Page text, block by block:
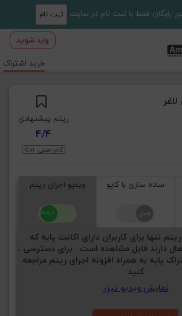
ثبت نام
وارد شوید
خرید اشتراک
ریتم پیشنهادی
4/4
گام اصلی: Cm
ساده سازی با کاپو ویدیو اجرای ریتم
تنها برای کاربران دارای اکانت پایه که
دارند قابل مشاهده است . برای دسترسی ،
پایه به همراه افزونه اجرای ریتم مراجعه
کنید
نمایش ویدیو تیزر